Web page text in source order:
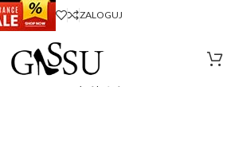
ZALOGUJ
Gassu>Buty Damskie